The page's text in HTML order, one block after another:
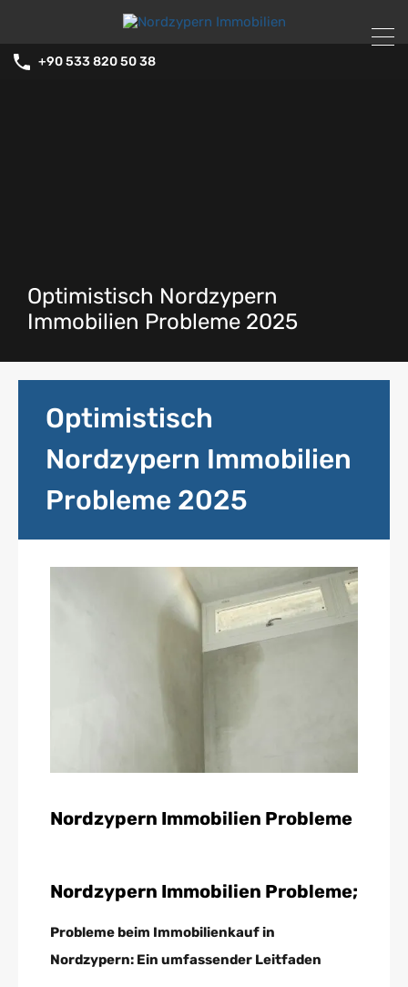
+90 533 820 50 38
Optimistisch Nordzypern
Immobilien Probleme 2025
Optimistisch
Nordzypern Immobilien
Probleme 2025
Nordzypern Immobilien Probleme
Nordzypern Immobilien Probleme;
Probleme beim Immobilienkauf in
Nordzypern: Ein umfassender Leitfaden